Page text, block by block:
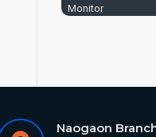
Monitor
Naogaon